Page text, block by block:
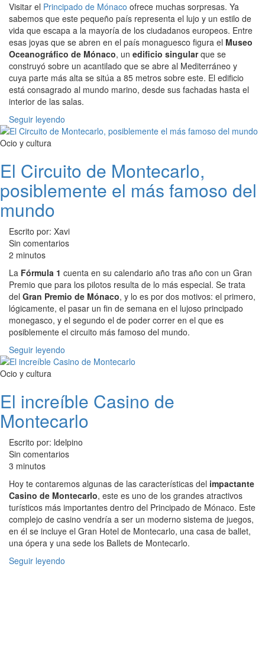
Visitar el Principado de Mónaco ofrece muchas sorpresas. Ya
sabemos que este pequeño país representa el lujo y un estilo de
vida que escapa a la mayoría de los ciudadanos europeos. Entre
esas joyas que se abren en el país monaguesco figura el Museo
Oceanográfico de Mónaco, un edificio singularque se
construyó sobre un acantilado que se abre al Mediterráneo y
cuya parte más alta se sitúa a 85 metros sobre este. El edificio
está consagrado al mundo marino, desde sus fachadas hasta el
interior de las salas.
Seguir leyendo
Ocio y cultura
El Circuito de Montecarlo,
posiblemente el más famoso del
mundo
Escrito por: Xavi
Sin comentarios
2 minutos
La Fórmula 1 cuenta en su calendario año tras año con un Gran
Premio que para los pilotos resulta de lo más especial. Se trata
del Gran Premio de Mónaco, y lo es por dos motivos: el primero,
lógicamente, el pasar un fin de semana en el lujoso principado
monegasco, y el segundo el de poder correr en el que es
posiblemente el circuito más famoso del mundo.
Seguir leyendo
Ocio y cultura
El increíble Casino de
Montecarlo
Escrito por: ldelpino
Sin comentarios
3 minutos
Hoy te contaremos algunas de las características del impactante
Casino de Montecarlo, este es uno de los grandes atractivos
turísticos más importantes dentro del Principado de Mónaco. Este
complejo de casino vendría a ser un moderno sistema de juegos,
en él se incluye el Gran Hotel de Montecarlo, una casa de ballet,
una ópera y una sede los Ballets de Montecarlo.
Seguir leyendo